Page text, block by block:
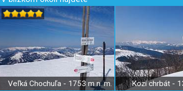
Veľká Chochuľa - 1753 m n. m. Kozí chrbát -